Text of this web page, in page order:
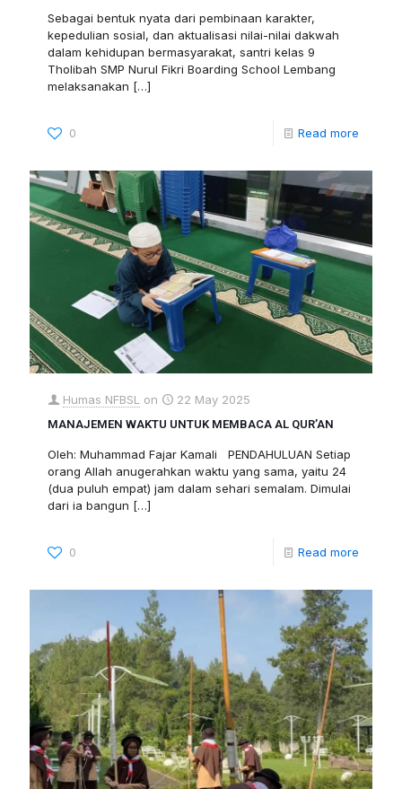
Sebagai bentuk nyata dari pembinaan karakter,
kepedulian sosial, dan aktualisasi nilai-nilai dakwah
dalam kehidupan bermasyarakat, santri kelas 9
Tholibah SMP Nurul Fikri Boarding School Lembang
melaksanakan […]
0 Read more
Humas NFBSL on 22 May 2025
MANAJEMEN WAKTU UNTUK MEMBACA AL QUR’AN
Oleh: Muhammad Fajar Kamali PENDAHULUAN Setiap
orang Allah anugerahkan waktu yang sama, yaitu 24
(dua puluh empat) jam dalam sehari semalam. Dimulai
dari ia bangun […]
0 Read more